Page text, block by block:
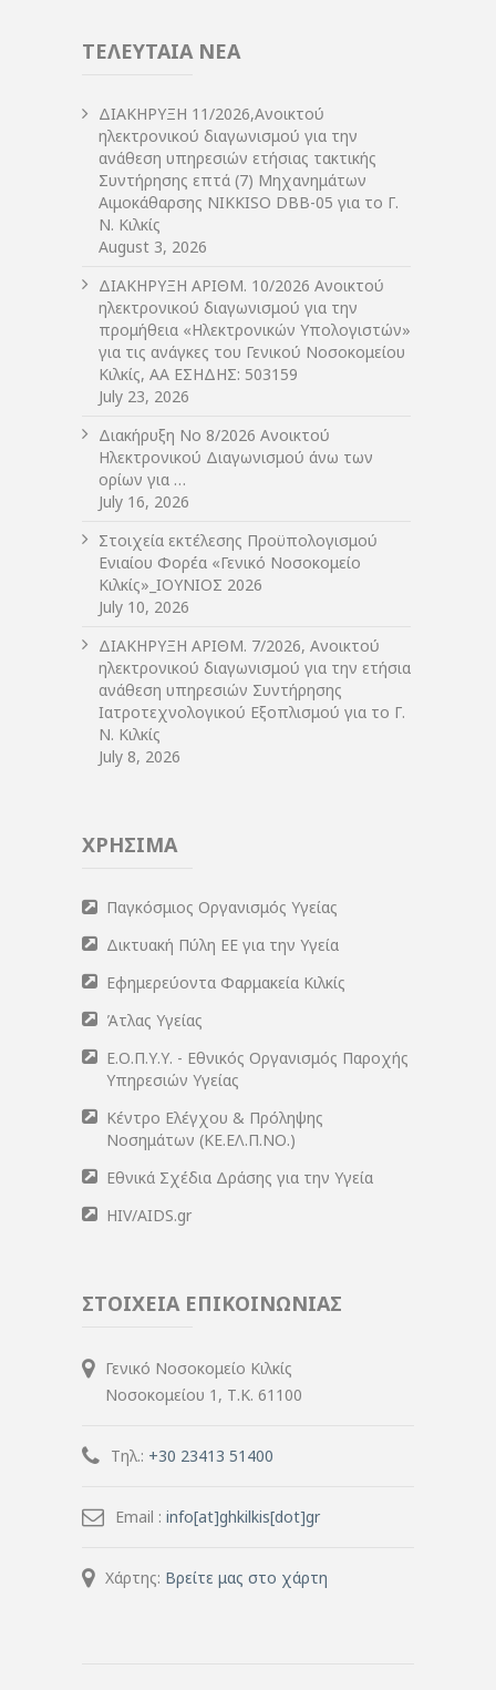
ΤΕΛΕΥΤΑΙΑ ΝΕΑ
ΔIΑΚΗΡΥΞΗ 11/2026,Ανοικτού
ηλεκτρονικού διαγωνισμού για την
ανάθεση υπηρεσιών ετήσιας τακτικής
Συντήρησης επτά (7) Μηχανημάτων
Αιμοκάθαρσης NIKKISO DBB-05 για το Γ.
Ν. Κιλκίς
August 3, 2026
ΔIΑΚΗΡΥΞΗ ΑΡIΘΜ. 10/2026 Ανοικτού
ηλεκτρονικού διαγωνισμού για την
προμήθεια «Ηλεκτρονικών Υπολογιστών»
για τις ανάγκες του Γενικού Νοσοκομείου
Κιλκίς, ΑΑ ΕΣΗΔΗΣ: 503159
July 23, 2026
Διακήρυξη Νο 8/2026 Ανοικτού
Ηλεκτρονικού Διαγωνισμού άνω των
ορίων για …
July 16, 2026
Στοιχεία εκτέλεσης Προϋπολογισμού
Ενιαίου Φορέα «Γενικό Νοσοκομείο
Κιλκίς»_ΙΟΥΝΙΟΣ 2026
July 10, 2026
ΔIΑΚΗΡΥΞΗ ΑΡIΘΜ. 7/2026, Ανοικτού
ηλεκτρονικού διαγωνισμού για την ετήσια
ανάθεση υπηρεσιών Συντήρησης
Ιατροτεχνολογικού Εξοπλισμού για το Γ.
Ν. Κιλκίς
July 8, 2026
ΧΡΗΣΙΜΑ
Παγκόσμιος Οργανισμός Υγείας
Δικτυακή Πύλη ΕΕ για την Υγεία
Εφημερεύοντα Φαρμακεία Κιλκίς
Άτλας Υγείας
Ε.Ο.Π.Υ.Υ. - Εθνικός Οργανισμός Παροχής
Υπηρεσιών Υγείας
Κέντρο Ελέγχου & Πρόληψης
Νοσημάτων (ΚΕ.ΕΛ.Π.ΝΟ.)
Εθνικά Σχέδια Δράσης για την Υγεία
HIV/AIDS.gr
ΣΤΟΙΧΕΙΑ ΕΠΙΚΟΙΝΩΝΙΑΣ
Γενικό Νοσοκομείο Κιλκίς
Νοσοκομείου 1, Τ.Κ. 61100
Τηλ.: +30 23413 51400
Email : info[at]ghkilkis[dot]gr
Χάρτης: Βρείτε μας στο χάρτη